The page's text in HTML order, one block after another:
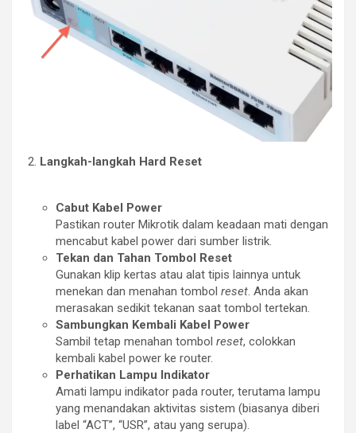
Langkah-langkah Hard Reset
Cabut Kabel Power
Pastikan router Mikrotik dalam keadaan mati dengan
mencabut kabel power dari sumber listrik.
Tekan dan Tahan Tombol Reset
Gunakan klip kertas atau alat tipis lainnya untuk
menekan dan menahan tombol reset. Anda akan
merasakan sedikit tekanan saat tombol tertekan.
Sambungkan Kembali Kabel Power
Sambil tetap menahan tombol reset, colokkan
kembali kabel power ke router.
Perhatikan Lampu Indikator
Amati lampu indikator pada router, terutama lampu
yang menandakan aktivitas sistem (biasanya diberi
label “ACT”, “USR”, atau yang serupa).